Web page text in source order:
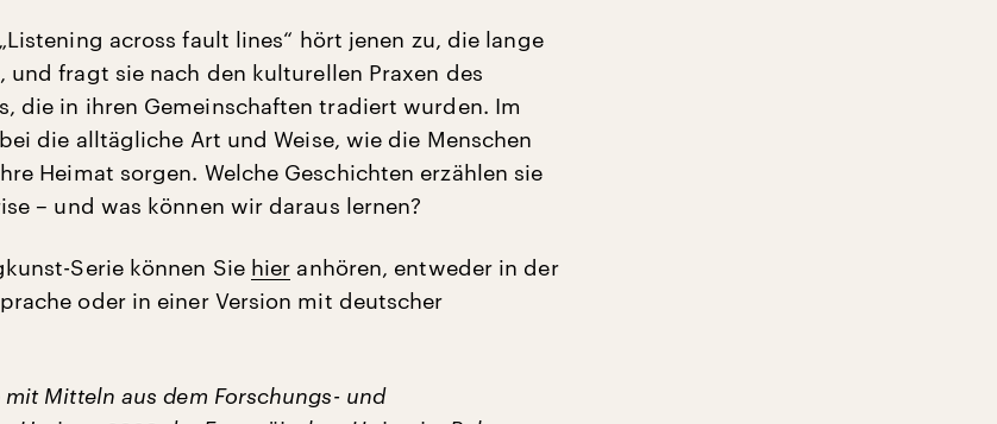
across fault lines“ hört jenen zu, die lange
fragt sie nach den kulturellen Praxen des
die in ihren Gemeinschaften tradiert wurden. Im
die alltägliche Art und Weise, wie die Menschen
Heimat sorgen. Welche Geschichten erzählen sie
– und was können wir daraus lernen?
Serie können Sie hier anhören, entweder in der
oder in einer Version mit deutscher
Mitteln aus dem Forschungs- und